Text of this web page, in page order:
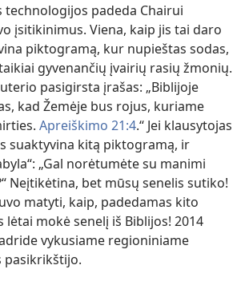
technologijos padeda Chairui
įsitikinimus. Viena, kaip jis tai daro
piktogramą, kur nupieštas sodas,
gyvenančių įvairių rasių žmonių.
pasigirsta įrašas: „Biblijoje
kad Žemėje bus rojus, kuriame
Apreiškimo 21:4.“ Jei klausytojas
suaktyvina kitą piktogramą, ir
„Gal norėtumėte su manimi
Neįtikėtina, bet mūsų senelis sutiko!
matyti, kaip, padedamas kito
lėtai mokė senelį iš Biblijos! 2014
vykusiame regioniniame
pasikrikštijo.